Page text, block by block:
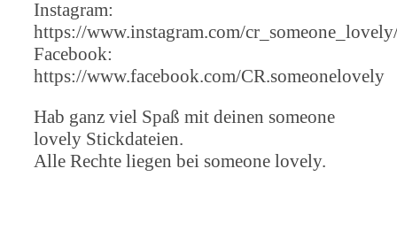
Instagram:
https://www.instagram.com/
Facebook:
https://www.facebook.com/CR.someonelovely
Hab ganz viel Spaß mit deinen someone
lovely Stickdateien.
Alle Rechte liegen bei someone lovely.